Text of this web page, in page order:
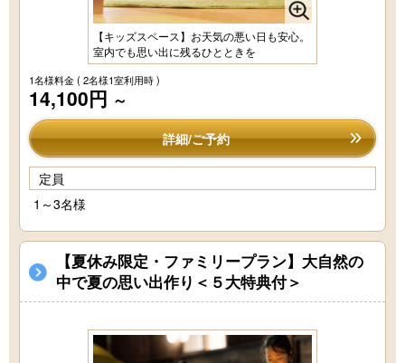
【キッズスペース】お天気の悪い日も安心。
室内でも思い出に残るひとときを
1名様料金( 2名様1室利用時 )
14,100円 ～
詳細/ご予約
定員
1～3名様
【夏休み限定・ファミリープラン】大自然の
中で夏の思い出作り＜５大特典付＞